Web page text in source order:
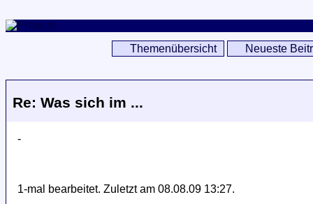
Themenübersicht Neueste
Re: Was sich im ...
-
1-mal bearbeitet. Zuletzt am 08.08.09 13:27.